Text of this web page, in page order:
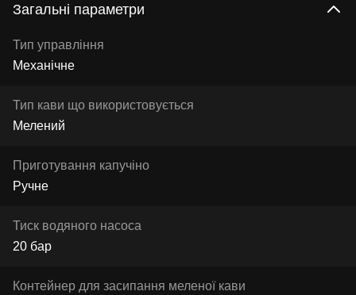
Загальні параметри
Тип управління
Механічне
Тип кави що використовується
Мелений
Приготування капучіно
Ручне
Тиск водяного насоса
20 бар
Контейнер для засипання меленої кави